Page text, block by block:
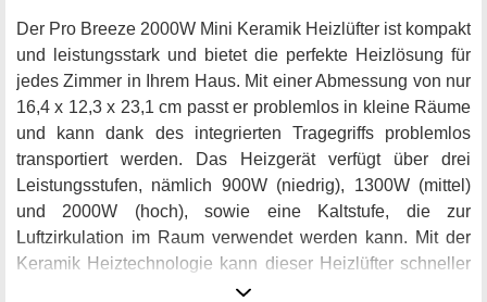
Der Pro Breeze 2000W Mini Keramik Heizlüfter ist kompakt
und leistungsstark und bietet die perfekte Heizlösung für
jedes Zimmer in Ihrem Haus. Mit einer Abmessung von nur
16,4 x 12,3 x 23,1 cm passt er problemlos in kleine Räume
und kann dank des integrierten Tragegriffs problemlos
transportiert werden. Das Heizgerät verfügt über drei
Leistungsstufen, nämlich 900W (niedrig), 1300W (mittel)
und 2000W (hoch), sowie eine Kaltstufe, die zur
Luftzirkulation im Raum verwendet werden kann. Mit der
Keramik Heiztechnologie kann dieser Heizlüfter schneller
und effizienter heizen als herkömmliche Heizgeräte und ist